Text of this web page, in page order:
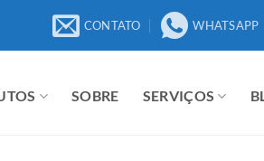
CONTATO WHATSAPP
SOBRE SERVIÇOS